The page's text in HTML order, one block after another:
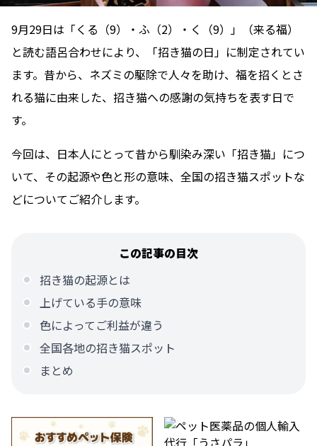
9月29日は「くる（9）・ふ（2）・く（9）」（来る福）
と読む語呂合わせにより、「招き猫の日」に制定されてい
ます。昔から、ネズミの駆除で人々を助け、福を招くとさ
れる猫に由来した、招き猫への感謝の気持ちを表す日で
す。
今回は、日本人にとって昔から馴染み深い「招き猫」につ
いて、その起源や色と形の意味、全国の招き猫スポットな
どについてご紹介します。
この記事の目次
招き猫の起源とは
上げている手の意味
色によってご利益が違う
全国各地の招き猫スポット
まとめ